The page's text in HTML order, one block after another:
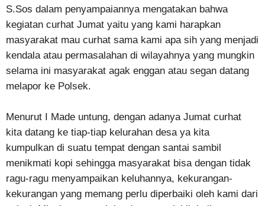
S.Sos dalam penyampaiannya mengatakan bahwa
kegiatan curhat Jumat yaitu yang kami harapkan
masyarakat mau curhat sama kami apa sih yang menjadi
kendala atau permasalahan di wilayahnya yang mungkin
selama ini masyarakat agak enggan atau segan datang
melapor ke Polsek.
Menurut I Made untung, dengan adanya Jumat curhat
kita datang ke tiap-tiap kelurahan desa ya kita
kumpulkan di suatu tempat dengan santai sambil
menikmati kopi sehingga masyarakat bisa dengan tidak
ragu-ragu menyampaikan keluhannya, kekurangan-
kekurangan yang memang perlu diperbaiki oleh kami dari